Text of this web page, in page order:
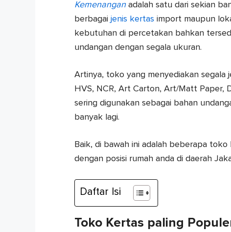
Kemenanganadalah satu dari sekian
berbagai jenis kertas import maupun
kebutuhan di percetakan bahkan
undangan dengan segala ukuran.
Artinya, toko yang menyediakan segala
HVS, NCR, Art Carton, Art/Matt Paper,
sering digunakan sebagai bahan
banyak lagi.
Baik, di bawah ini adalah beberapa
dengan posisi rumah anda di daerah
Daftar Isi
Toko Kertas paling